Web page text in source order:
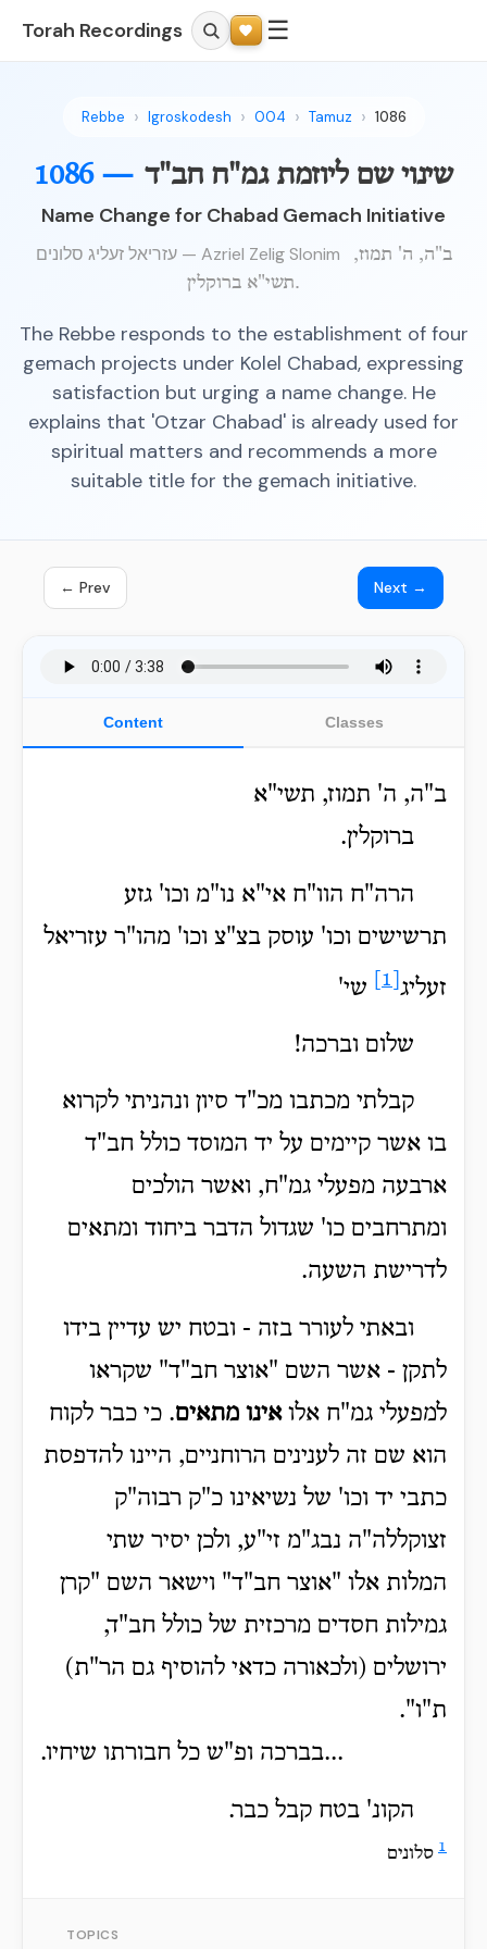
Torah Recordings ☰
Rebbe Igroskodesh 004 Tamuz 1086
1086 — שינוי שם ליוזמת גמ"ח חב"ד
Name Change for Chabad Gemach Initiative
עזריאל זעליג סלונים — Azriel Zelig Slonim
ב"ה, ה' תמוז,
תשי"א ברוקלין.
The Rebbe responds to the establishment of four
gemach projects under Kolel Chabad, expressing
satisfaction but urging a name change. He
explains that 'Otzar Chabad' is already used for
spiritual matters and recommends a more
suitable title for the gemach initiative.
← Prev Next →
Content Classes
ב"ה, ה' תמוז, תשי"א
ברוקלין.
הרה"ח הוו"ח אי"א נו"מ וכו' גזע
תרשישים וכו' עוסק בצ"צ וכו' מהו"ר עזריאל
זעליג שי'
שלום וברכה!
קבלתי מכתבו מכ"ד סיון ונהניתי לקרוא
בו אשר קיימים על יד המוסד כולל חב"ד
ארבעה מפעלי גמ"ח, ואשר הולכים
ומתרחבים כו' שגדול הדבר ביחוד ומתאים
לדרישת השעה.
ובאתי לעורר בזה - ובטח יש עדיין בידו
לתקן - אשר השם "אוצר חב"ד" שקראו
למפעלי גמ"ח אלואינו מתאים. כי כבר לקוח
הוא שם זה לענינים הרוחניים, היינו להדפסת
כתבי יד וכו' של נשיאינו כ"ק רבוה"ק
זצוקללה"ה נבג"מ זי"ע, ולכן יסיר שתי
המלות אלו "אוצר חב"ד" וישאר השם "קרן
גמילות חסדים מרכזית של כולל חב"ד,
ירושלים (ולכאורה כדאי להוסיף גם הר"ת)
ת"ו".
...בברכה ופ"ש כל חבורתו שיחיו.
הקונ' בטח קבל כבר.
1 סלונים
TOPICS